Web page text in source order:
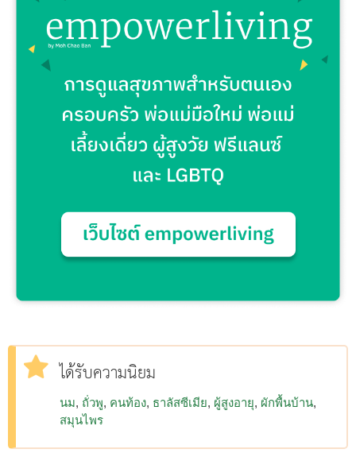
ได้รับความนิยม
นม ถั่วพู คนท้อง ธาลัสซีเมีย ผู้สูงอายุ ผักพื้นบ้าน
สมุนไพร